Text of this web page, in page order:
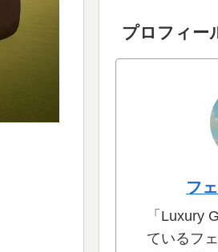
プロフィー
フ
「Luxury
ているフ